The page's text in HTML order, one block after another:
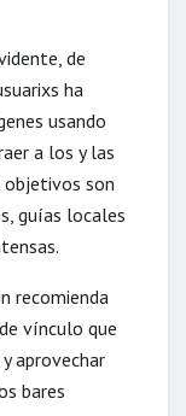
de
ha
usando
a los y las
objetivos son
guías locales
recomienda
vínculo que
aprovechar
bares